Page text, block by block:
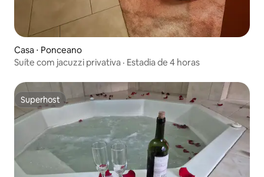
Casa ⋅ Ponceano
Suíte com jacuzzi privativa · Estadia de 4 horas
Superhost
Superhost